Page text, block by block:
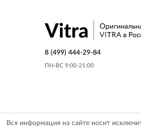
8 (499) 444-29-84
ПН-ВС 9:00-21:00
Вся информация на сайте носит